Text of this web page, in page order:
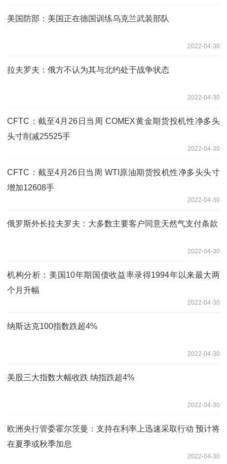
美国防部：美国正在德国训练乌克兰武装部队
2022-04-30
拉夫罗夫：俄方不认为其与北约处于战争状态
2022-04-30
CFTC：截至4月26日当周 COMEX黄金期货投机性净多头
头寸削减25525手
2022-04-30
CFTC：截至4月26日当周 WTI原油期货投机性净多头头寸
增加12608手
2022-04-30
俄罗斯外长拉夫罗夫：大多数主要客户同意天然气支付条款
2022-04-30
机构分析：美国10年期国债收益率录得1994年以来最大两
个月升幅
2022-04-30
纳斯达克100指数跌超4%
2022-04-30
美股三大指数大幅收跌 纳指跌超4%
2022-04-30
欧洲央行管委霍尔茨曼：支持在利率上迅速采取行动 预计将
在夏季或秋季加息
2022-04-30